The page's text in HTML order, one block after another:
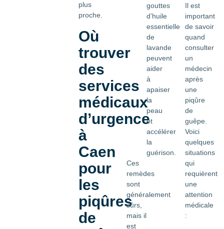
plus
proche.
Où
trouver
des
services
médicaux
d’urgence
à
Caen
pour
les
piqûres
de
gouttes
d’huile
essentielle
de
lavande
peuvent
aider
à
apaiser
la
peau
et
accélérer
la
guérison.
Ces
remèdes
sont
généralement
sûrs,
mais il
est
Il est
important
de savoir
quand
consulter
un
médecin
après
une
piqûre
de
guêpe.
Voici
quelques
situations
qui
requièrent
une
attention
médicale
: